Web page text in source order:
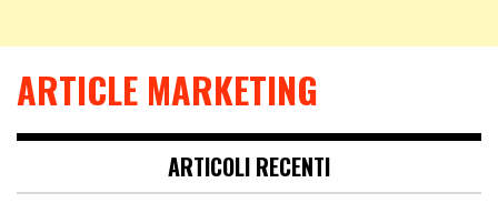
ARTICLE MARKETING
ARTICOLI RECENTI